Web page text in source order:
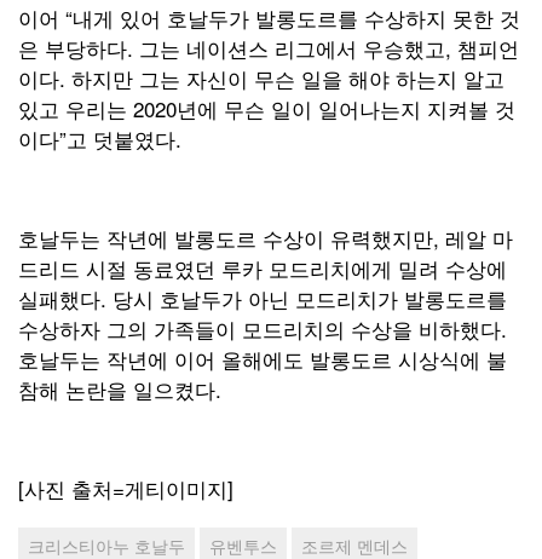
이어 “내게 있어 호날두가 발롱도르를 수상하지 못한 것
은 부당하다. 그는 네이션스 리그에서 우승했고, 챔피언
이다. 하지만 그는 자신이 무슨 일을 해야 하는지 알고
있고 우리는 2020년에 무슨 일이 일어나는지 지켜볼 것
이다”고 덧붙였다.
호날두는 작년에 발롱도르 수상이 유력했지만, 레알 마
드리드 시절 동료였던 루카 모드리치에게 밀려 수상에
실패했다. 당시 호날두가 아닌 모드리치가 발롱도르를
수상하자 그의 가족들이 모드리치의 수상을 비하했다.
호날두는 작년에 이어 올해에도 발롱도르 시상식에 불
참해 논란을 일으켰다.
[사진 출처=게티이미지]
크리스티아누 호날두 유벤투스 조르제 멘데스